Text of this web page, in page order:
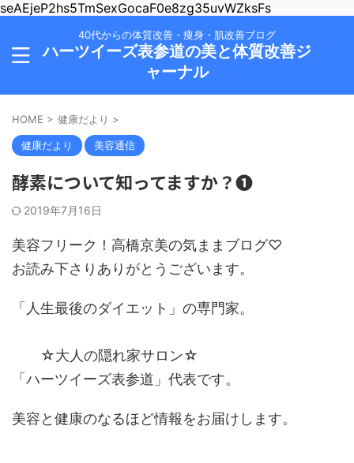
seAEjeP2hs5TmSexGocaF0e8zg35uvWZksFs
40代からの体質改善・痩身・肌改善ブログ
ハーツイーズ表参道の美と体質改善ジ
ャーナル
HOME > 健康だより >
健康だより 美容通信
酵素について知ってますか？➊
2019年7月16日
美容フリーク！高橋京美の気ままブログ♡
お読み下さりありがとうございます。
「人生最後のダイエット」の専門家。
☆大人の隠れ家サロン☆
「ハーツイーズ表参道」代表です。
美容と健康のなるほど情報をお届けします。